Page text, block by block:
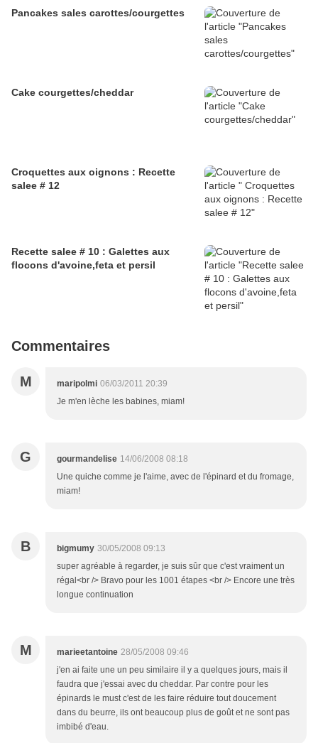
Pancakes sales carottes/courgettes
Cake courgettes/cheddar
Croquettes aux oignons : Recette
salee # 12
Recette salee # 10 : Galettes aux
flocons d'avoine,feta et persil
Commentaires
M maripolmi 06/03/2011 20:39
Je m'en lèche les babines, miam!
G gourmandelise 14/06/2008 08:18
Une quiche comme je l'aime, avec de l'épinard et du fromage,
miam!
B bigmumy 30/05/2008 09:13
super agréable à regarder, je suis sûr que c'est vraiment un
régal<br /> Bravo pour les 1001 étapes <br /> Encore une très
longue continuation
M marieetantoine 28/05/2008 09:46
j'en ai faite une un peu similaire il y a quelques jours, mais il
faudra que j'essai avec du cheddar. Par contre pour les
épinards le must c'est de les faire réduire tout doucement
dans du beurre, ils ont beaucoup plus de goût et ne sont pas
imbibé d'eau.